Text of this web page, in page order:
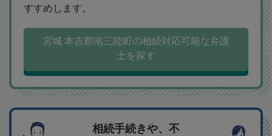
すすめします。
宮城 本吉郡南三陸町の相続対応可能な弁護
士を探す
相続手続きや、不